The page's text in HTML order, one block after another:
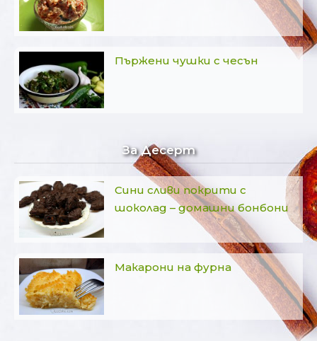
Пържени чушки с чесън
За Десерт
Сини сливи покрити с
шоколад – домашни бонбони
Макарони на фурна